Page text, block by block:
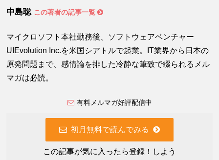
中島聡 この著者の記事一覧
マイクロソフト本社勤務後、ソフトウェアベンチャー
UIEvolution Inc.を米国シアトルで起業。IT業界から日本の
原発問題まで、感情論を排した冷静な筆致で綴られるメル
マガは必読。
有料メルマガ好評配信中
初月無料で読んでみる
この記事が気に入ったら登録！しよう